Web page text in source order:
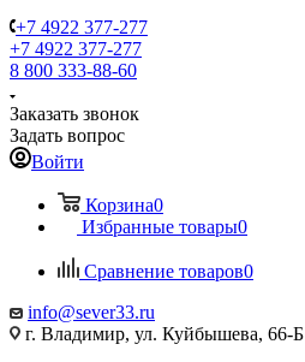
+7 4922 377-277
+7 4922 377-277
8 800 333-88-60
Заказать звонок
Задать вопрос
Войти
Корзина0
Избранные товары0
Сравнение товаров0
info@sever33.ru
г. Владимир, ул. Куйбышева, 66-Б